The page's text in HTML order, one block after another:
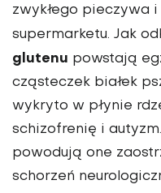
zwykłego pieczywa
supermarketu. Jak
glutenu powstają
cząsteczek białek
wykryto w płynie
schizofrenię i
powodują one
schorzeń